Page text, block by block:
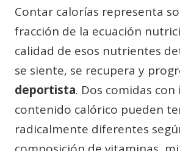
Contar calorías representa
fracción de la ecuación
calidad de esos nutrientes
se siente, se recupera y
deportista. Dos comidas
contenido calórico pueden
radicalmente diferentes